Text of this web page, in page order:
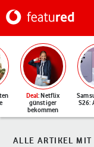
Deal: Netflix
günstiger
bekommen
S26:
ALLE ARTIKEL MIT